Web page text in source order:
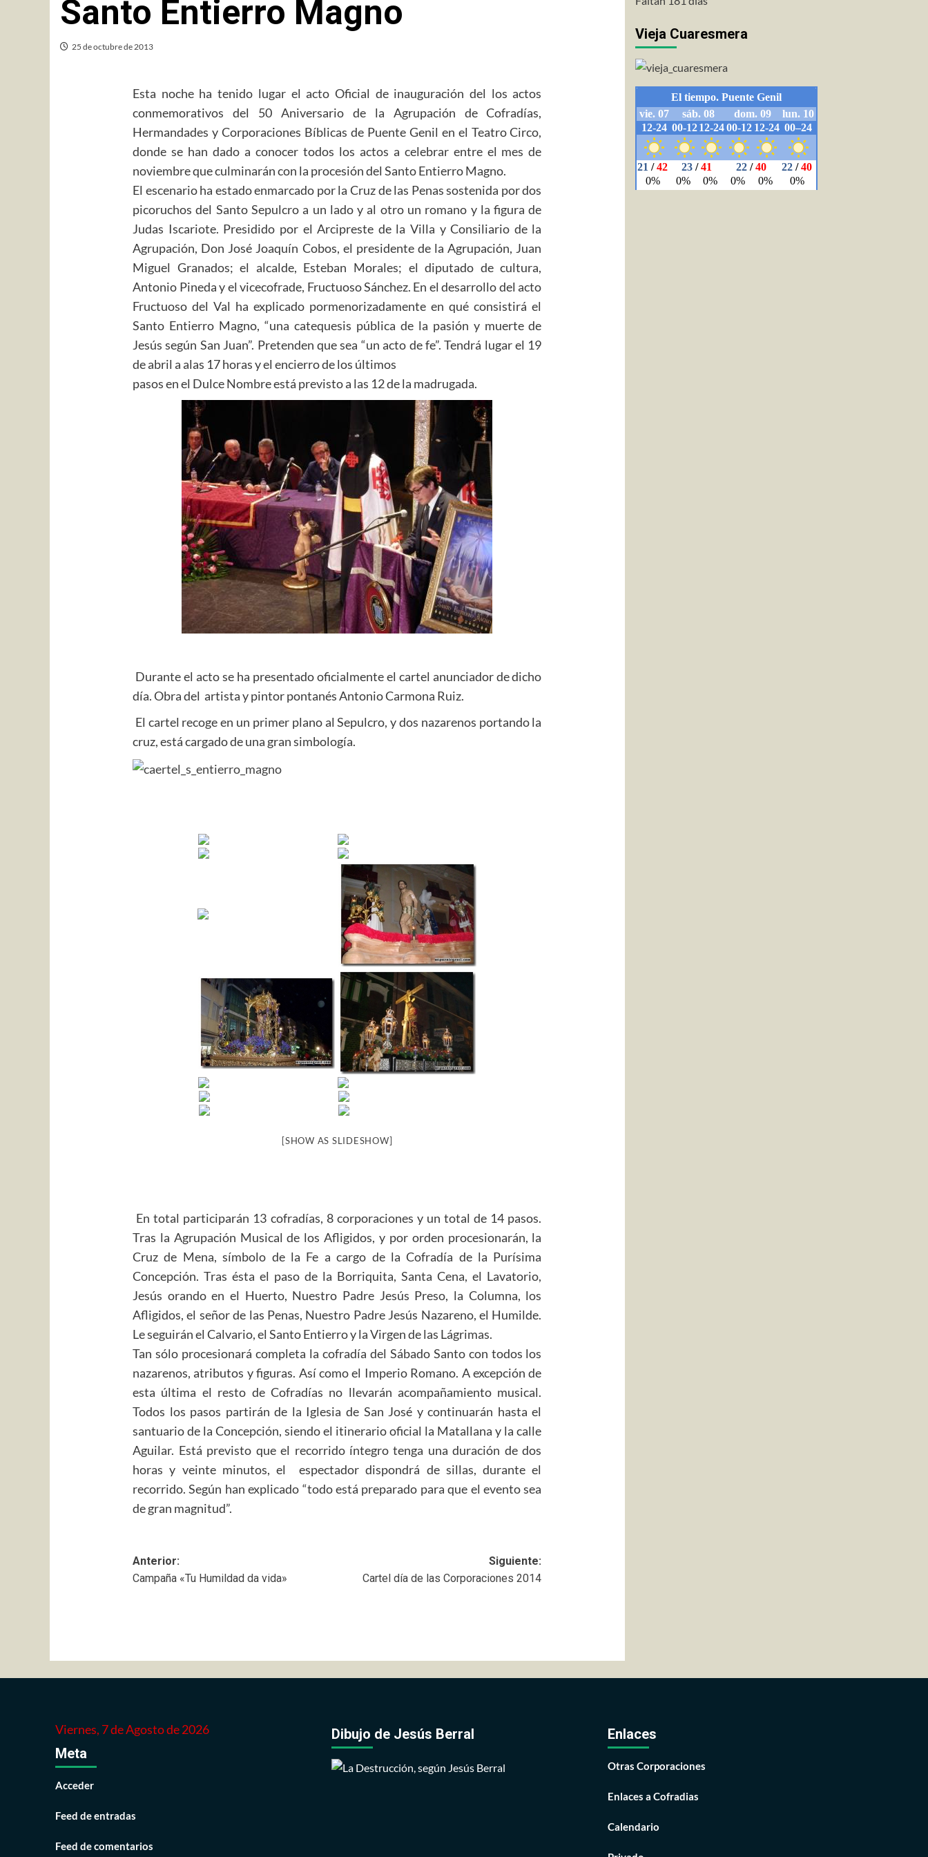
Santo Entierro Magno
25 de octubre de 2013
Esta noche ha tenido lugar el acto Oficial de inauguración del los actos
conmemorativos del 50 Aniversario de la Agrupación de Cofradías,
Hermandades y Corporaciones Bíblicas de Puente Genil en el Teatro Circo,
donde se han dado a conocer todos los actos a celebrar entre el mes de
noviembre que culminarán con la procesión del Santo Entierro Magno.
El escenario ha estado enmarcado por la Cruz de las Penas sostenida por dos
picoruchos del Santo Sepulcro a un lado y al otro un romano y la figura de
Judas Iscariote. Presidido por el Arcipreste de la Villa y Consiliario de la
Agrupación, Don José Joaquín Cobos, el presidente de la Agrupación, Juan
Miguel Granados; el alcalde, Esteban Morales; el diputado de cultura,
Antonio Pineda y el vicecofrade, Fructuoso Sánchez. En el desarrollo del acto
Fructuoso del Val ha explicado pormenorizadamente en qué consistirá el
Santo Entierro Magno, “una catequesis pública de la pasión y muerte de
Jesús según San Juan”. Pretenden que sea “un acto de fe”. Tendrá lugar el 19
de abril a alas 17 horas y el encierro de los últimos
pasos en el Dulce Nombre está previsto a las 12 de la madrugada.
Durante el acto se ha presentado oficialmente el cartel anunciador de dicho
día. Obra del artista y pintor pontanés Antonio Carmona Ruiz.
El cartel recoge en un primer plano al Sepulcro, y dos nazarenos portando la
cruz, está cargado de una gran simbología.
[SHOW AS SLIDESHOW]
En total participarán 13 cofradías, 8 corporaciones y un total de 14 pasos.
Tras la Agrupación Musical de los Afligidos, y por orden procesionarán, la
Cruz de Mena, símbolo de la Fe a cargo de la Cofradía de la Purísima
Concepción. Tras ésta el paso de la Borriquita, Santa Cena, el Lavatorio,
Jesús orando en el Huerto, Nuestro Padre Jesús Preso, la Columna, los
Afligidos, el señor de las Penas, Nuestro Padre Jesús Nazareno, el Humilde.
Le seguirán el Calvario, el Santo Entierro y la Virgen de las Lágrimas.
Tan sólo procesionará completa la cofradía del Sábado Santo con todos los
nazarenos, atributos y figuras. Así como el Imperio Romano. A excepción de
esta última el resto de Cofradías no llevarán acompañamiento musical.
Todos los pasos partirán de la Iglesia de San José y continuarán hasta el
santuario de la Concepción, siendo el itinerario oficial la Matallana y la calle
Aguilar. Está previsto que el recorrido íntegro tenga una duración de dos
horas y veinte minutos, el espectador dispondrá de sillas, durante el
recorrido. Según han explicado “todo está preparado para que el evento sea
de gran magnitud”.
Navegación
de
Anterior:
Campaña «Tu Humildad da vida»
Siguiente:
Cartel día de las Corporaciones 2014
Vieja Cuaresmera
Viernes, 7 de Agosto de 2026
Meta
Acceder
Feed de entradas
Feed de comentarios
Dibujo de Jesús Berral Enlaces
Otras Corporaciones
Enlaces a Cofradias
Calendario